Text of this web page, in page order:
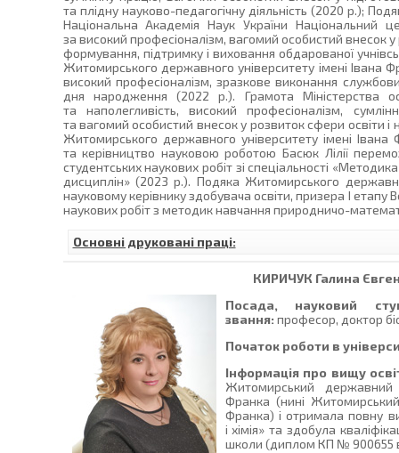
та плідну науково-педагогічну діяльність (2020 р.);
Національна Академія Наук України Національний
за високий професіоналізм, вагомий особистий внесок у
формування, підтримку і виховання обдарованої
Житомирського державного університету імені Івана
високий професіоналізм, зразкове виконання
дня народження (2022 р.). Грамота Міністерства
та наполегливість, високий професіоналізм,
та вагомий особистий внесок у розвиток сфери освіти і
Житомирського державного університету імені Івана
та керівництво науковою роботою Басюк Лілії
студентських наукових робіт зі спеціальності
дисциплін» (2023 р.). Подяка Житомирського
науковому керівнику здобувача освіти, призера І етапу
наукових робіт з методик навчання природничо-
Основні друковані праці:
КИРИЧУК Галина
Посада, науковий
звання: професор, доктор
Початок роботи в
Інформація про вищу
Житомирський державний
Франка (нині
Франка) і отримала повну
і хімія» та здобула
школи (диплом КП № 900655